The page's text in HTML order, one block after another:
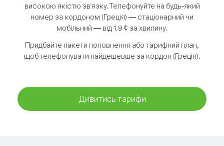
високою якістю зв'язку.Телефонуйте на будь-який
номер за кордоном (Греція) — стаціонарний чи
мобільний — від 1.9 ¢ за хвилину.
Придбайте пакети поповнення або тарифний план,
щоб телефонувати найдешевше за кордон (Греція).
Дивитись тарифи